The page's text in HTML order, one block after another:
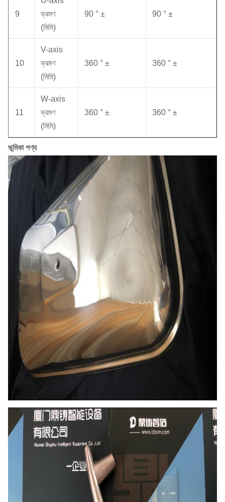
9
ভ্রমণ
(মিমি)
90 ° ± 90 ° ±
10
V-axis
ভ্রমণ
(মিমি)
360 ° ± 360 ° ±
11
W-axis
ভ্রমণ
(মিমি)
360 ° ± 360 ° ±
ভূমিকা পণ্য